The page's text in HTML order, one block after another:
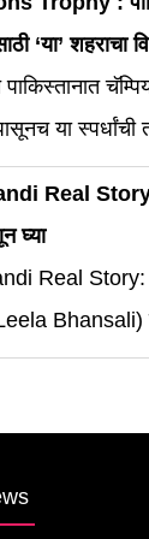
‘या’ शहराचा
पाकिस्तानात
या
Real Story:
घ्या
Real Story:
Bhansali)
चर्चेत
(Lahore)